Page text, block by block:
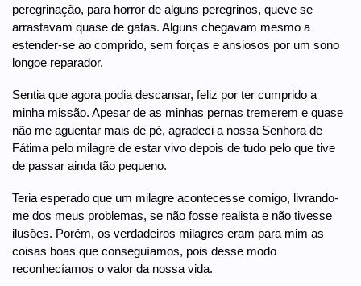
peregrinação, para horror de alguns peregrinos, queve se
arrastavam quase de gatas. Alguns chegavam mesmo a
estender-se ao comprido, sem forças e ansiosos por um sono
longoe reparador.
Sentia que agora podia descansar, feliz por ter cumprido a
minha missão. Apesar de as minhas pernas tremerem e quase
não me aguentar mais de pé, agradeci a nossa Senhora de
Fátima pelo milagre de estar vivo depois de tudo pelo que tive
de passar ainda tão pequeno.
Teria esperado que um milagre acontecesse comigo, livrando-
me dos meus problemas, se não fosse realista e não tivesse
ilusões. Porém, os verdadeiros milagres eram para mim as
coisas boas que conseguíamos, pois desse modo
reconhecíamos o valor da nossa vida.